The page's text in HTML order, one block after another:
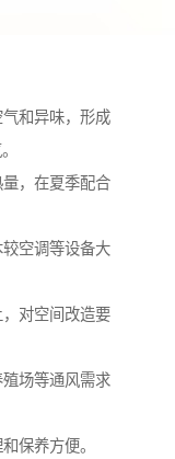
和异味，形成
，在夏季配合
空调等设备大
对空间改造要
场等通风需求
保养方便。